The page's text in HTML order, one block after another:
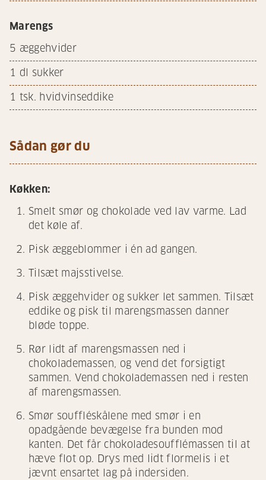
Marengs
5 æggehvider
1 dl sukker
1 tsk. hvidvinseddike
Sådan gør du
Køkken:
Smelt smør og chokolade ved lav varme. Lad
det køle af.
Pisk æggeblommer i én ad gangen.
Tilsæt majsstivelse.
Pisk æggehvider og sukker let sammen. Tilsæt
eddike og pisk til marengsmassen danner
bløde toppe.
Rør lidt af marengsmassen ned i
chokolademassen, og vend det forsigtigt
sammen. Vend chokolademassen ned i resten
af marengsmassen.
Smør souffléskålene med smør i en
opadgående bevægelse fra bunden mod
kanten. Det får chokoladesoufflémassen til at
hæve flot op. Drys med lidt flormelis i et
jævnt ensartet lag på indersiden.